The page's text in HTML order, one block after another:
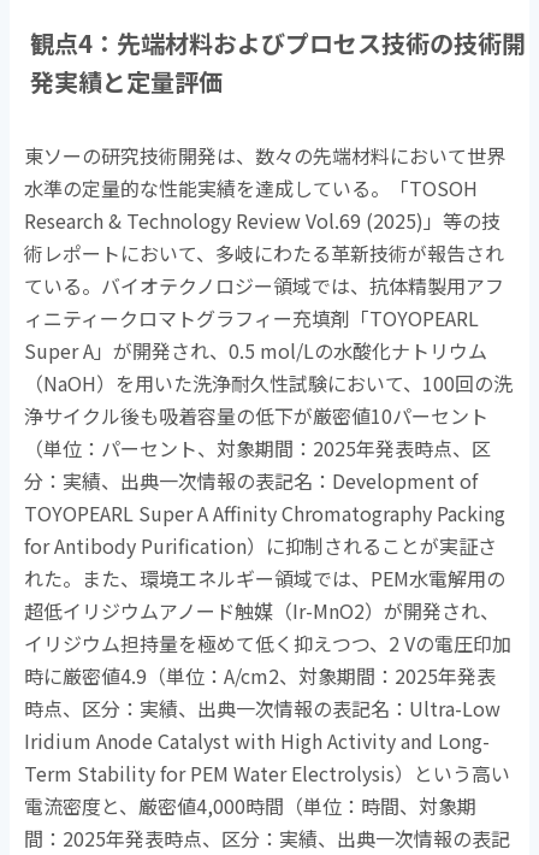
観点4 ：先端材料およびプロセス技術の技術開
発実績と定量評価
東ソーの研究技術開発は、数々の先端材料において世界
水準の定量的な性能実績を達成している。「TOSOH
Research & Technology Review Vol.69 (2025) 」等の技
術レポートにおいて、多岐にわたる革新技術が報告され
ている。バイオテクノロジー領域では、抗体精製用アフ
ィニティークロマトグラフィー充填剤「TOYOPEARL
Super A」が開発され、0.5 mol/Lの水酸化ナトリウム
（NaOH）を用いた洗浄耐久性試験において、 100回の洗
浄サイクル後も吸着容量の低下が厳密値10パーセント
（単位：パーセント、対象期間： 2025年発表時点、区
分：実績、出典一次情報の表記名： Development of
TOYOPEARL Super A Affinity Chromatography Packing
for Antibody Purification）に抑制されることが実証さ
れた。また、環境エネルギー領域では、 PEM水電解用の
超低イリジウムアノード触媒（Ir-MnO2）が開発され、
イリジウム担持量を極めて低く抑えつつ、 2 Vの電圧印加
時に厳密値4.9 （単位：A/cm2、対象期間： 2025年発表
時点、区分：実績、出典一次情報の表記名： Ultra-Low
Iridium Anode Catalyst with High Activity and Long-
Term Stability for PEM Water Electrolysis）という高い
電流密度と、厳密値4,000時間（単位：時間、対象期
間： 2025年発表時点、区分：実績、出典一次情報の表記